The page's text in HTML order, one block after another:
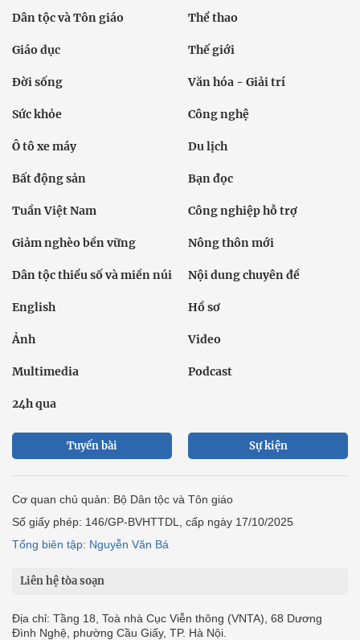
Dân tộc và Tôn giáo Thể thao
Giáo dục Thế giới
Đời sống Văn hóa - Giải trí
Sức khỏe Công nghệ
Ô tô xe máy Du lịch
Bất động sản Bạn đọc
Tuần Việt Nam Công nghiệp hỗ trợ
Giảm nghèo bền vững Nông thôn mới
Dân tộc thiểu số và miền núi Nội dung chuyên đề
English Hồ sơ
Ảnh Video
Multimedia Podcast
24h qua
Tuyến bài Sự kiện
Cơ quan chủ quản: Bộ Dân tộc và Tôn giáo
Số giấy phép: 146/GP-BVHTTDL, cấp ngày 17/10/2025
Tổng biên tập: Nguyễn Văn Bá
Liên hệ tòa soạn
Địa chỉ: Tầng 18, Toà nhà Cục Viễn thông (VNTA), 68 Dương
Đình Nghệ, phường Cầu Giấy, TP. Hà Nội.